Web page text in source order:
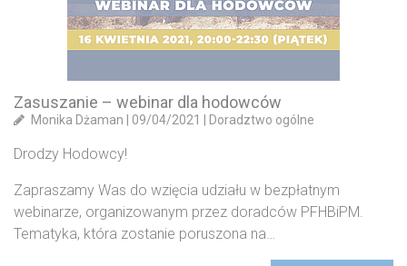
Zasuszanie – webinar dla hodowców
Monika Dżaman 09/04/2021 Doradztwo ogólne
Drodzy Hodowcy!
Zapraszamy Was do wzięcia udziału w bezpłatnym
webinarze, organizowanym przez doradców PFHBiPM.
Tematyka, która zostanie poruszona na…